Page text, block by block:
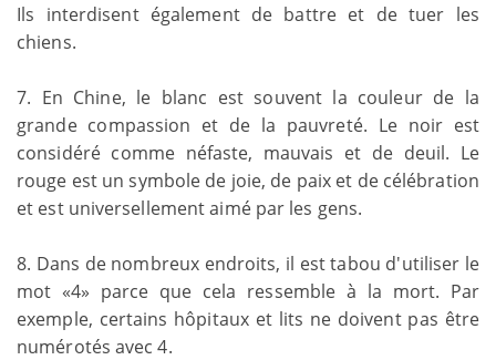
Ils interdisent également de battre et de tuer les
chiens.
7. En Chine, le blanc est souvent la couleur de la
grande compassion et de la pauvreté. Le noir est
considéré comme néfaste, mauvais et de deuil. Le
rouge est un symbole de joie, de paix et de célébration
et est universellement aimé par les gens.
8. Dans de nombreux endroits, il est tabou d'utiliser le
mot «4» parce que cela ressemble à la mort. Par
exemple, certains hôpitaux et lits ne doivent pas être
numérotés avec 4.